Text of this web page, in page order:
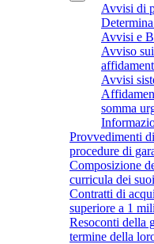
Avvisi di
Avvisi e
Avviso
Avvisi
somma
Provvedimenti
procedure di
Composizione
curricula dei
Contratti di
superiore a 1
Resoconti della
termine della